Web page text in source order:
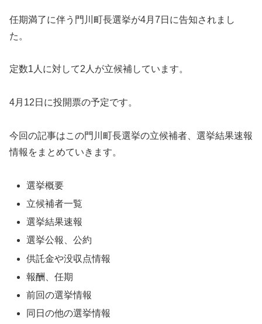
任期満了に伴う門川町長選挙が4月7日に告知されまし
た。
定数1人に対して2人が立候補しています。
4月12日に投開票の予定です。
今回の記事はこの門川町長選挙の立候補者、選挙結果速報
情報をまとめていきます。
選挙概要
立候補者一覧
選挙結果速報
選挙公報、公約
供託金や没収点情報
報酬、任期
前回の選挙情報
同日の他の選挙情報